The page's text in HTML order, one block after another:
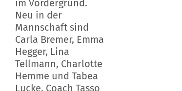
im Vordergrund.
Neu in der
Mannschaft sind
Carla Bremer, Emma
Hegger, Lina
Tellmann, Charlotte
Hemme und Tabea
Lucke. Coach Tasso